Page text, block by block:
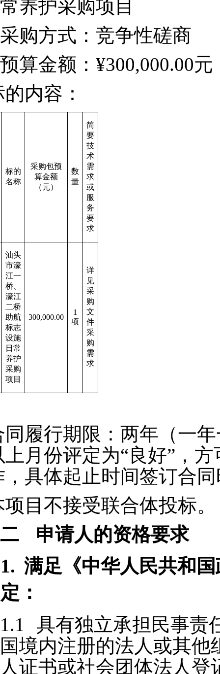
常养护采购项目
采购方式：竞争性磋商
预算金额：¥300,000.00元
内容：
标的
名称
采购包预
算金额
（元）
数
量
简
要
技
术
需
求
或
服
务
要
求
汕头
市濠
江一
桥、
濠江
二桥
助航
标志
设施
日常
养护
采购
项目
300,000.00
1
项
详
见
采
购
文
件
采
购
需
求
同履行期限：两年（一
上月份评定为“良好”，
，具体起止时间签订合
项目不接受联合体投标。
二
申请人的资格要求
1. 满足《中华人民共和
定：
1.1
具有独立承担民事责
国境内注册的法人或其
人证书或社会团体法人